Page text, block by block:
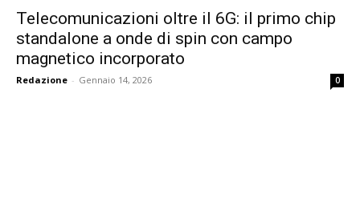
Telecomunicazioni oltre il 6G: il primo chip
standalone a onde di spin con campo
magnetico incorporato
Redazione - Gennaio 14, 2026 0